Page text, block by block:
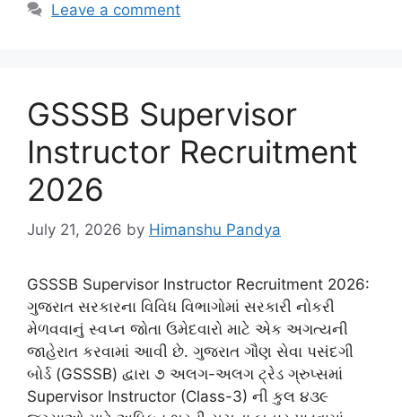
Leave a comment
GSSSB Supervisor
Instructor Recruitment
2026
July 21, 2026 by Himanshu Pandya
GSSSB Supervisor Instructor Recruitment 2026:
ગુજરાત સરકારના વિવિધ વિભાગોમાં સરકારી નોકરી
મેળવવાનું સ્વપ્ન જોતા ઉમેદવારો માટે એક અગત્યની
જાહેરાત કરવામાં આવી છે. ગુજરાત ગૌણ સેવા પસંદગી
બોર્ડ (GSSSB) દ્વારા ૭ અલગ-અલગ ટ્રેડ ગ્રુપ્સમાં
Supervisor Instructor (Class-3) ની કુલ ૪૩૯